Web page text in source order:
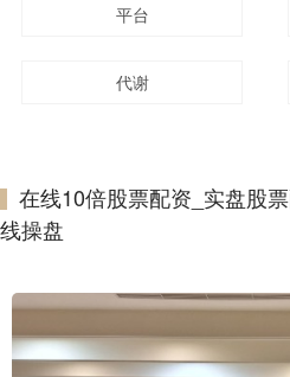
平台
代谢
在线10倍股票配资_实盘股
线操盘